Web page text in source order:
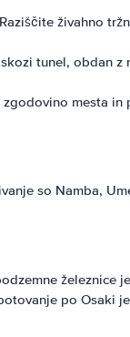
živahno
tunel, obdan
mesta
so Namba,
železnice
po Osaki